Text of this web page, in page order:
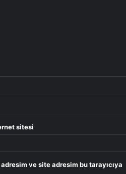
sitesi
ve site adresim bu tarayıcıya